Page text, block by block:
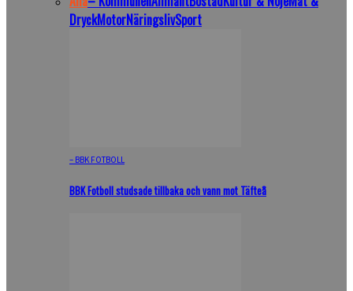
DryckMotorNäringslivSport
– BBK FOTBOLL
BBK Fotboll studsade tillbaka och vann mot Täfteå